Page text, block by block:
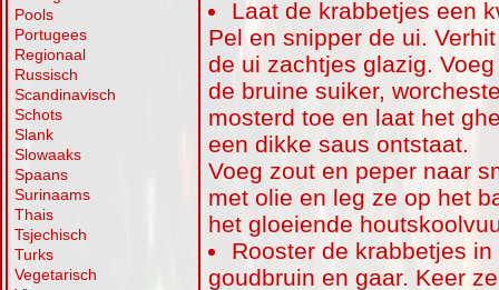
Pools
Portugees
Regionaal
Russisch
Scandinavisch
Schots
Slank
Slowaaks
Spaans
Surinaams
Thais
Tsjechisch
Turks
Vegetarisch
Laat de krabbetjes een
Pel en snipper de ui.
de ui zachtjes glazig.
de bruine suiker,
mosterd toe en laat het
een dikke saus ontstaat.
Voeg zout en peper naar
met olie en leg ze op het
het gloeiende
Rooster de krabbetjes
goudbruin en gaar. Keer